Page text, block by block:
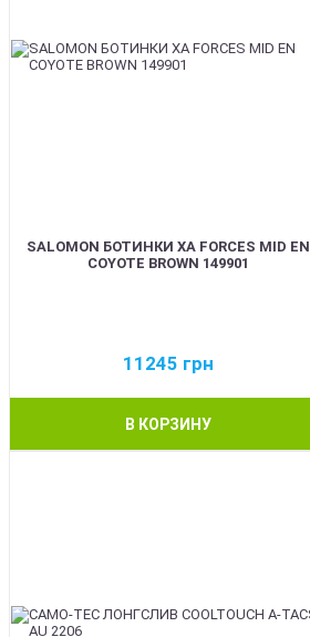
SALOMON БОТИНКИ XA FORCES MID EN
COYOTE BROWN 149901
11245 грн
В КОРЗИНУ